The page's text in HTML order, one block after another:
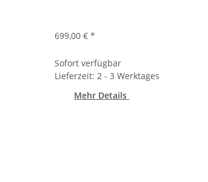
699,00 €*
Sofort verfügbar
Lieferzeit: 2 - 3 Werktages
Mehr Details